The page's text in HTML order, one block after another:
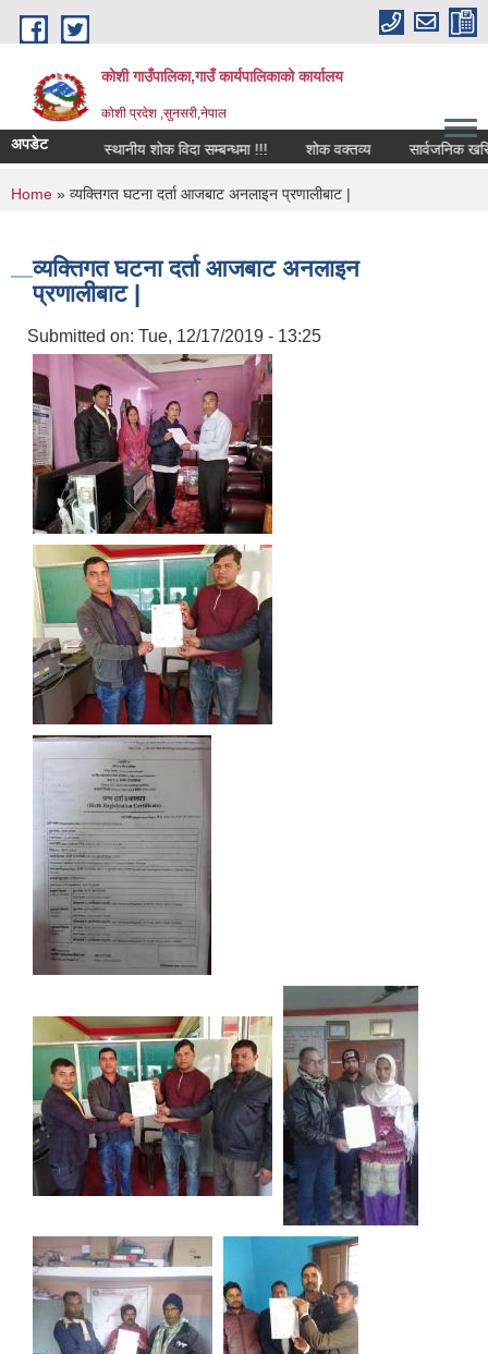
Skip to main content
कोशी गाउँपालिका,गाउँ कार्यपालिकाको कार्यालय
काेशी प्रदेश ,सुनसरी,नेपाल
अपडेट
!!! स्थानीय शोक विदा सम्बन्धमा !!! शोक वक्तव्य सार्वजनिक खरिद
You are here
Home » व्यक्तिगत घटना दर्ता आजबाट अनलाइन प्रणालीबाट |
व्यक्तिगत घटना दर्ता आजबाट अनलाइन
प्रणालीबाट |
Submitted on: Tue, 12/17/2019 - 13:25